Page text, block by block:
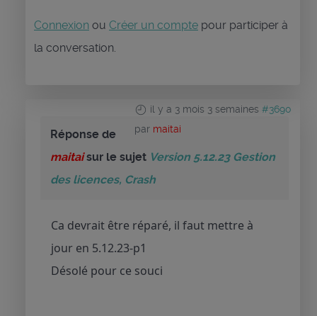
Connexion ou Créer un compte pour participer à
la conversation.
il y a 3 mois 3 semaines #3690
par maitai
Réponse de
maitaisur le sujet Version 5.12.23 Gestion
des licences, Crash
Ca devrait être réparé, il faut mettre à
jour en 5.12.23-p1
Désolé pour ce souci